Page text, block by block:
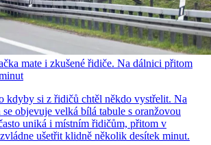
mate i zkušené řidiče. Na dálnici přitom
kdyby si z řidičů chtěl někdo vystřelit. Na
objevuje velká bílá tabule s oranžovou
uniká i místním řidičům, přitom v
ušetřit klidně několik desítek minut.